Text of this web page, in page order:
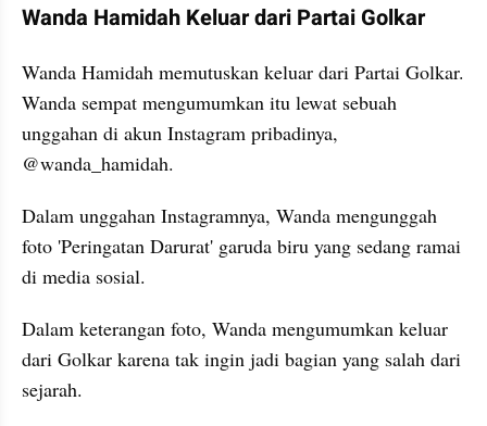
Wanda Hamidah Keluar dari Partai Golkar
Wanda Hamidah memutuskan keluar dari Partai Golkar.
Wanda sempat mengumumkan itu lewat sebuah
unggahan di akun Instagram pribadinya,
@wanda_hamidah.
Dalam unggahan Instagramnya, Wanda mengunggah
foto 'Peringatan Darurat' garuda biru yang sedang ramai
di media sosial.
Dalam keterangan foto, Wanda mengumumkan keluar
dari Golkar karena tak ingin jadi bagian yang salah dari
sejarah.